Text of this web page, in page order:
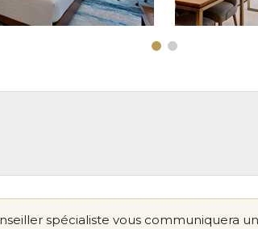
spécialiste vous communiquera